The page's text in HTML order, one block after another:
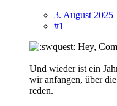
3. August 2025
#1
Hey,
Und wieder ist ein
wir anfangen, über
reden.